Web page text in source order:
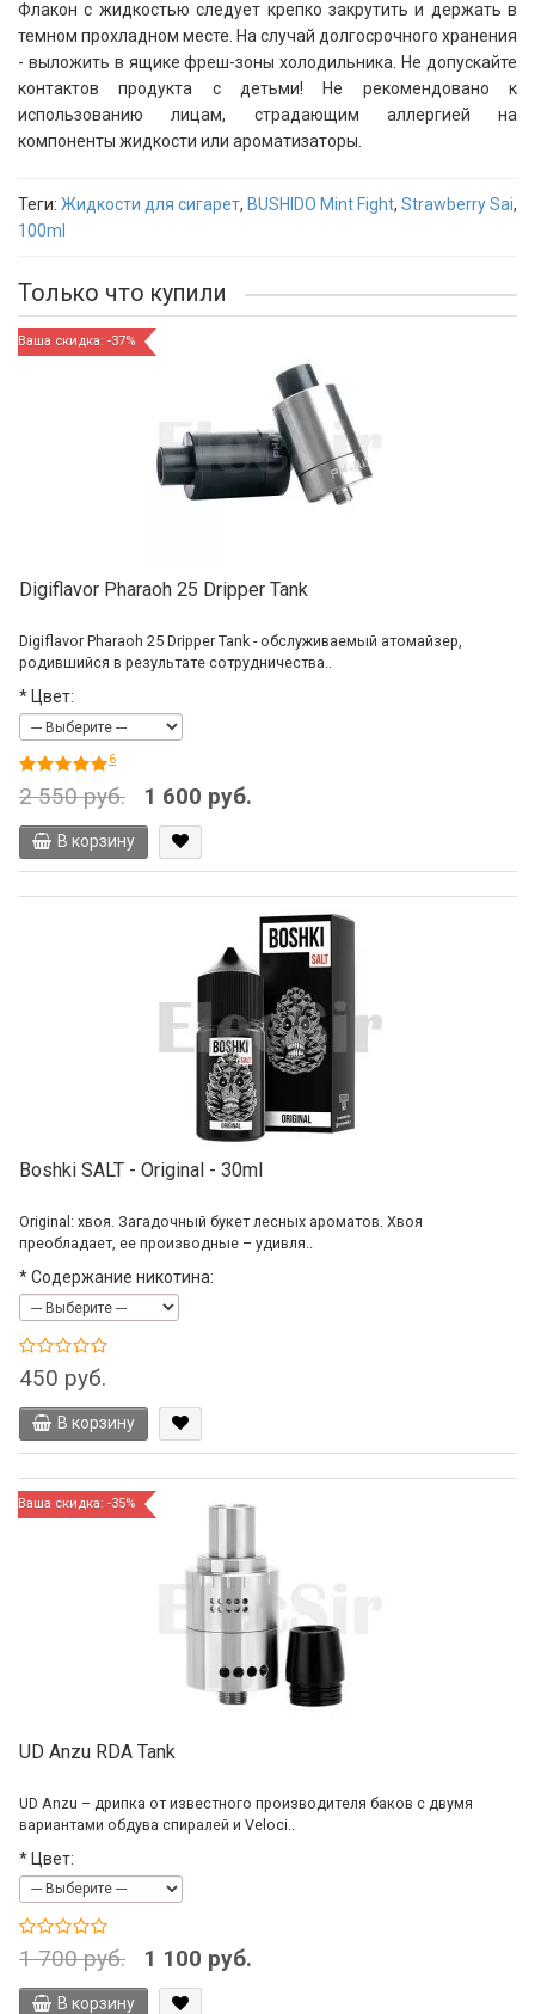
Флакон с жидкостью следует крепко закрутить и держать в
темном прохладном месте. На случай долгосрочного хранения
- выложить в ящике фреш-зоны холодильника. Не допускайте
контактов продукта с детьми! Не рекомендовано к
использованию лицам, страдающим аллергией на
компоненты жидкости или ароматизаторы.
Теги: Жидкости для сигарет, BUSHIDO Mint Fight, Strawberry Sai,
100ml
Только что купили
Ваша скидка: -37%
Digiflavor Pharaoh 25 Dripper Tank
Digiflavor Pharaoh 25 Dripper Tank - обслуживаемый атомайзер,
родившийся в результате сотрудничества..
* Цвет:
6
2 550 руб. 1 600 руб.
В корзину
Boshki SALT - Original - 30ml
Original: хвоя. Загадочный букет лесных ароматов. Хвоя
преобладает, ее производные – удивля..
*Содержание никотина:
450 руб.
В корзину
Ваша скидка: -35%
UD Anzu RDA Tank
UD Anzu – дрипка от известного производителя баков с двумя
вариантами обдува спиралей и Veloci..
* Цвет:
1 700 руб. 1 100 руб.
В корзину